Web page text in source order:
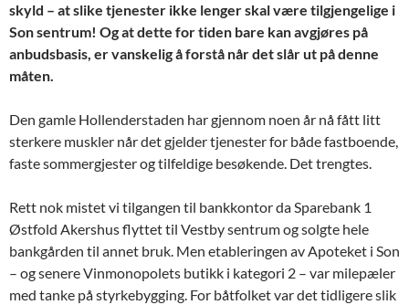
skyld – at slike tjenester ikke lenger skal være tilgjengelige i
Son sentrum! Og at dette for tiden bare kan avgjøres på
anbudsbasis, er vanskelig å forstå når det slår ut på denne
måten.
Den gamle Hollenderstaden har gjennom noen år nå fått litt
sterkere muskler når det gjelder tjenester for både fastboende,
faste sommergjester og tilfeldige besøkende. Det trengtes.
Rett nok mistet vi tilgangen til bankkontor da Sparebank 1
Østfold Akershus flyttet til Vestby sentrum og solgte hele
bankgården til annet bruk. Men etableringen av Apoteket i Son
– og senere Vinmonopolets butikk i kategori 2 – var milepæler
med tanke på styrkebygging. For båtfolket var det tidligere slik